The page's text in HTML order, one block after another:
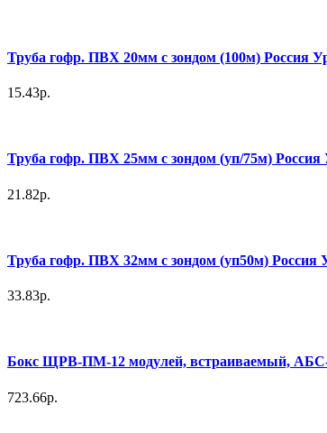
Труба гофр. ПВХ 20мм с зондом (100м) Россия
15.43р.
Труба гофр. ПВХ 25мм с зондом (уп/75м)
21.82р.
Труба гофр. ПВХ 32мм с зондом (уп50м) Россия
33.83р.
Бокс ЩРВ-ПМ-12 модулей, встраиваемый,
723.66р.